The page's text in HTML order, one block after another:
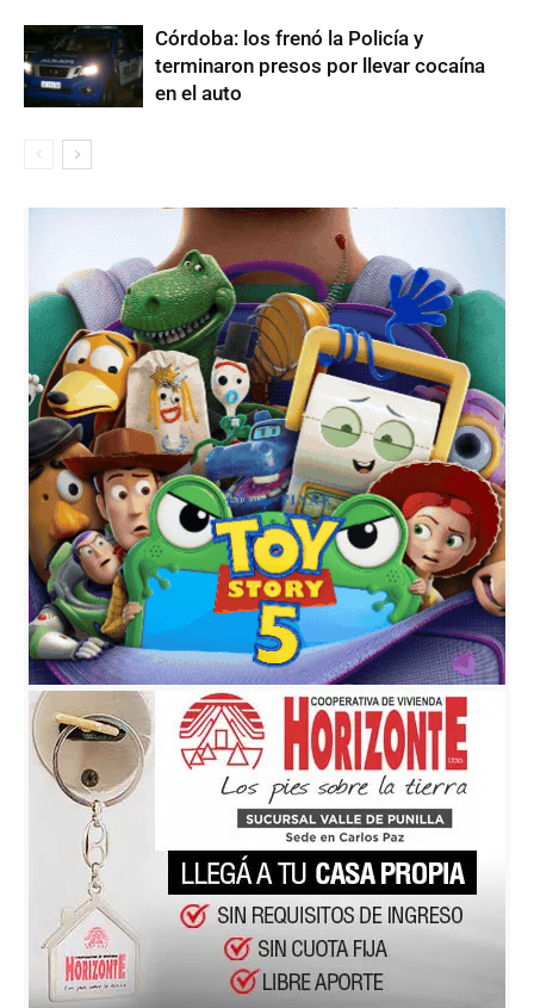
Córdoba: los frenó la Policía y
terminaron presos por llevar cocaína
en el auto